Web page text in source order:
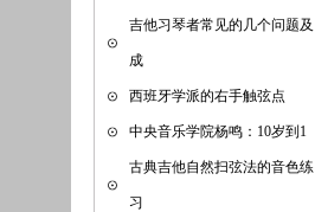
吉他习琴者常见的几个问题及
成
西班牙学派的右手触弦点
中央音乐学院杨鸣：10岁到1
古典吉他自然扫弦法的音色练
习